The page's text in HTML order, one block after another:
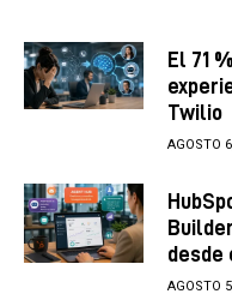
El 71
Twilio
AGOSTO
desde
AGOSTO